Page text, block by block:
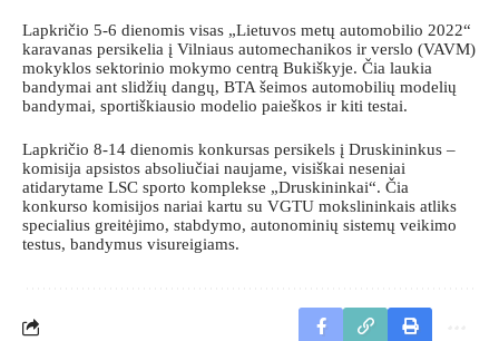
Lapkričio 5-6 dienomis visas „Lietuvos metų automobilio 2022“
karavanas persikelia į Vilniaus automechanikos ir verslo (VAVM)
mokyklos sektorinio mokymo centrą Bukiškyje. Čia laukia
bandymai ant slidžių dangų, BTA šeimos automobilių modelių
bandymai, sportiškiausio modelio paieškos ir kiti testai.
Lapkričio 8-14 dienomis konkursas persikels į Druskininkus –
komisija apsistos absoliučiai naujame, visiškai neseniai
atidarytame LSC sporto komplekse „Druskininkai“. Čia
konkurso komisijos nariai kartu su VGTU mokslininkais atliks
specialius greitėjimo, stabdymo, autonominių sistemų veikimo
testus, bandymus visureigiams.